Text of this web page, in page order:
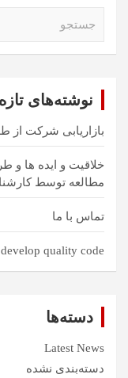
نوشته‌های تازه
بازاریابی شرکت
خلاقیت و ایده ها و
مطالعه توسط
تماس با ما
quality code
دسته‌ها
Latest News
دسته‌بندی نشده